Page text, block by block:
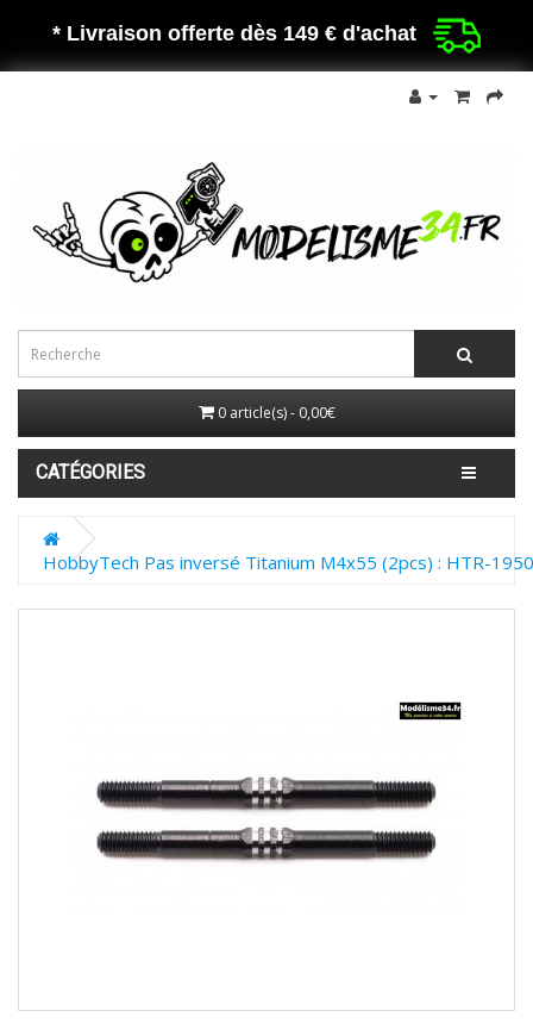
* Livraison offerte dès 149 € d'achat
0 article(s) - 0,00€
CATÉGORIES
HobbyTech Pas inversé Titanium M4x55 (2pcs) : HTR-